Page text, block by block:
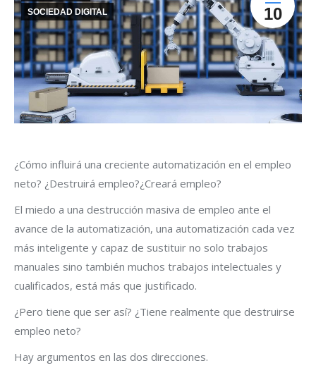
10
SOCIEDAD DIGITAL
¿Cómo influirá una creciente automatización en el empleo
neto? ¿Destruirá empleo?¿Creará empleo?
El miedo a una destrucción masiva de empleo ante el
avance de la automatización, una automatización cada vez
más inteligente y capaz de sustituir no solo trabajos
manuales sino también muchos trabajos intelectuales y
cualificados, está más que justificado.
¿Pero tiene que ser así? ¿Tiene realmente que destruirse
empleo neto?
Hay argumentos en las dos direcciones.